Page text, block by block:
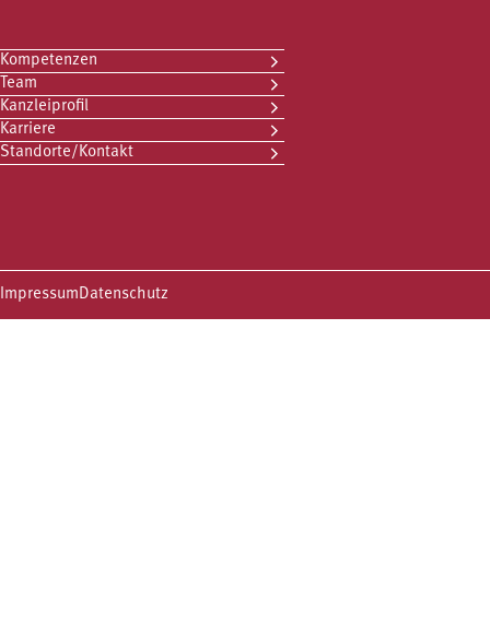
Kompetenzen
Team
Kanzleiprofil
Karriere
Standorte/Kontakt
ImpressumDatenschutz